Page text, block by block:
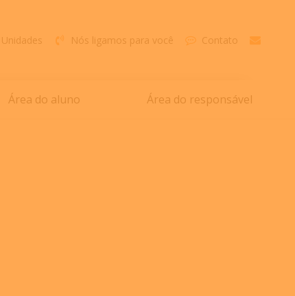
Unidades Nós ligamos para você Contato
Área do aluno Área do responsável